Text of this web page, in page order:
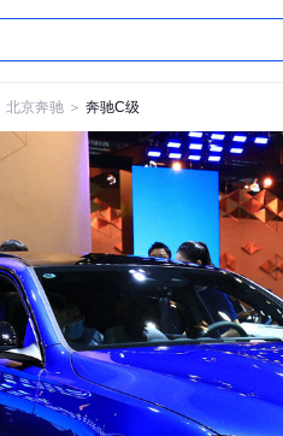
北京奔驰 ＞ 奔驰C级